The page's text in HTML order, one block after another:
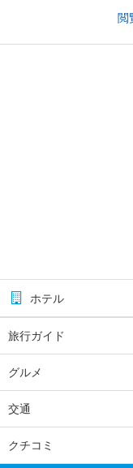
閲
ホテル
旅行ガイド
グルメ
交通
クチコミ